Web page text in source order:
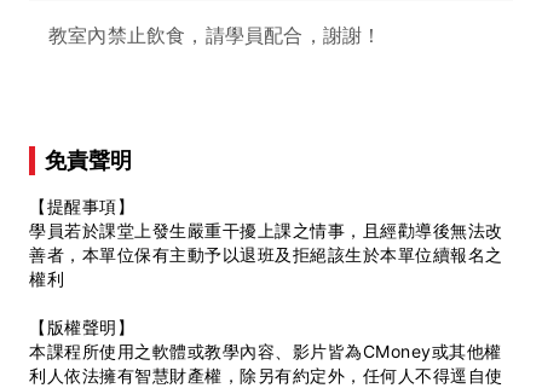
教室內禁止飲食，請學員配合，謝謝！
免責聲明
【提醒事項】
學員若於課堂上發生嚴重干擾上課之情事，且經勸導後無法改
善者，本單位保有主動予以退班及拒絕該生於本單位續報名之
權利
【版權聲明】
本課程所使用之軟體或教學內容、影片皆為CMoney或其他權
利人依法擁有智慧財產權，除另有約定外，任何人不得逕自使